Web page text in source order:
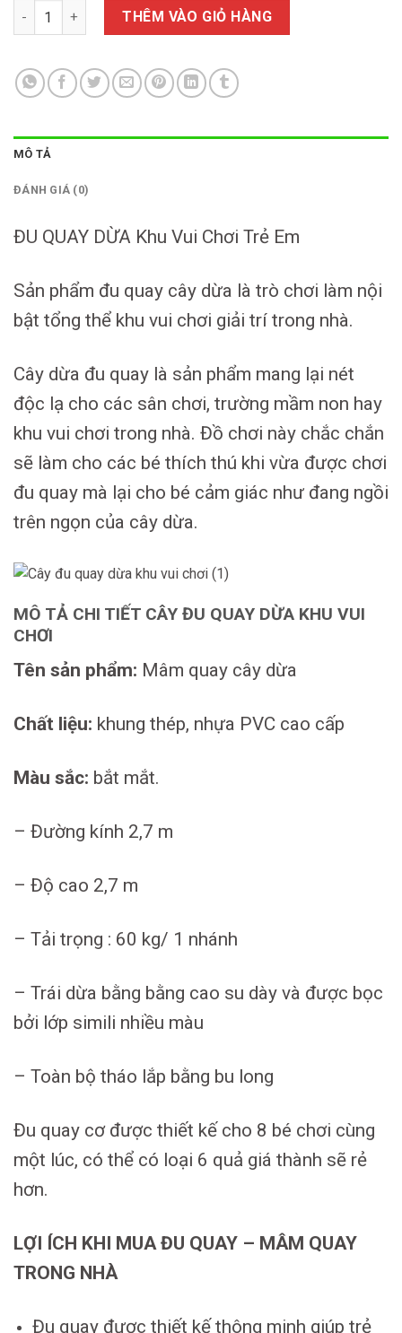
ĐU QUAY CÂY DỪA Khu Vui Chơi Trẻ Em số lượng
THÊM VÀO GIỎ HÀNG
MÔ TẢ
ĐÁNH GIÁ (0)
ĐU QUAY DỪA Khu Vui Chơi Trẻ Em
Sản phẩm đu quay cây dừa là trò chơi làm nội
bật tổng thể khu vui chơi giải trí trong nhà.
Cây dừa đu quay là sản phẩm mang lại nét
độc lạ cho các sân chơi, trường mầm non hay
khu vui chơi trong nhà. Đồ chơi này chắc chắn
sẽ làm cho các bé thích thú khi vừa được chơi
đu quay mà lại cho bé cảm giác như đang ngồi
trên ngọn của cây dừa.
MÔ TẢ CHI TIẾT CÂY ĐU QUAY DỪA KHU VUI
CHƠI
Tên sản phẩm: Mâm quay cây dừa
Chất liệu: khung thép, nhựa PVC cao cấp
Màu sắc: bắt mắt.
– Đường kính 2,7 m
– Độ cao 2,7 m
– Tải trọng : 60 kg/ 1 nhánh
– Trái dừa bằng bằng cao su dày và được bọc
bởi lớp simili nhiều màu
– Toàn bộ tháo lắp bằng bu long
Đu quay cơ được thiết kế cho 8 bé chơi cùng
một lúc, có thể có loại 6 quả giá thành sẽ rẻ
hơn.
LỢI ÍCH KHI MUA ĐU QUAY – MÂM QUAY
TRONG NHÀ
Đu quay được thiết kế thông minh giúp trẻ